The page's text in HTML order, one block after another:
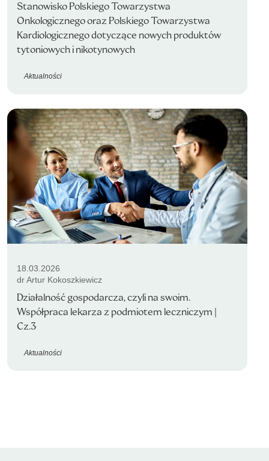
Stanowisko Polskiego Towarzystwa
Onkologicznego oraz Polskiego Towarzystwa
Kardiologicznego dotyczące nowych produktów
tytoniowych i nikotynowych
Aktualności
18.03.2026
dr Artur Kokoszkiewicz
Działalność gospodarcza, czyli na swoim.
Współpraca lekarza z podmiotem leczniczym |
Cz.3
Aktualności